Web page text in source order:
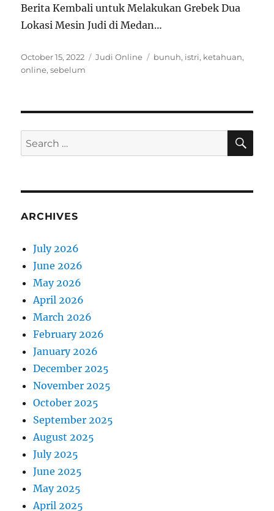
Berita Kembali untuk Melakukan Grebek Dua
Lokasi Mesin Judi di Medan…
Posted
on
October 15, 2022 Categories
Judi Online Tags
bunuh, istri, ketahuan,
online,sebelum
Search
for:
ARCHIVES
July 2026
June 2026
May 2026
April 2026
March 2026
February 2026
January 2026
December 2025
November 2025
October 2025
September 2025
August 2025
July 2025
June 2025
May 2025
April 2025